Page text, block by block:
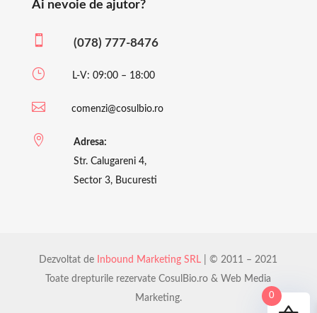
Ai nevoie de ajutor?
 (078) 777-8476
} L-V: 09:00 – 18:00
 comenzi@cosulbio.ro

Adresa:
Str. Calugareni 4,
Sector 3, Bucuresti
Dezvoltat de Inbound Marketing SRL | © 2011 – 2021
Toate drepturile rezervate CosulBio.ro & Web Media
Marketing.
0